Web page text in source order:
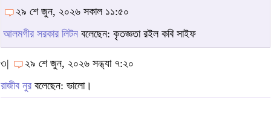
২৯ শে জুন, ২০২৬ সকাল ১১:৫০
আলমগীর সরকার লিটন বলেছেন: কৃতজ্ঞতা রইল কবি সাইফ
৩|
২৯ শে জুন, ২০২৬ সন্ধ্যা ৭:২০
রাজীব নুর বলেছেন: ভালো।